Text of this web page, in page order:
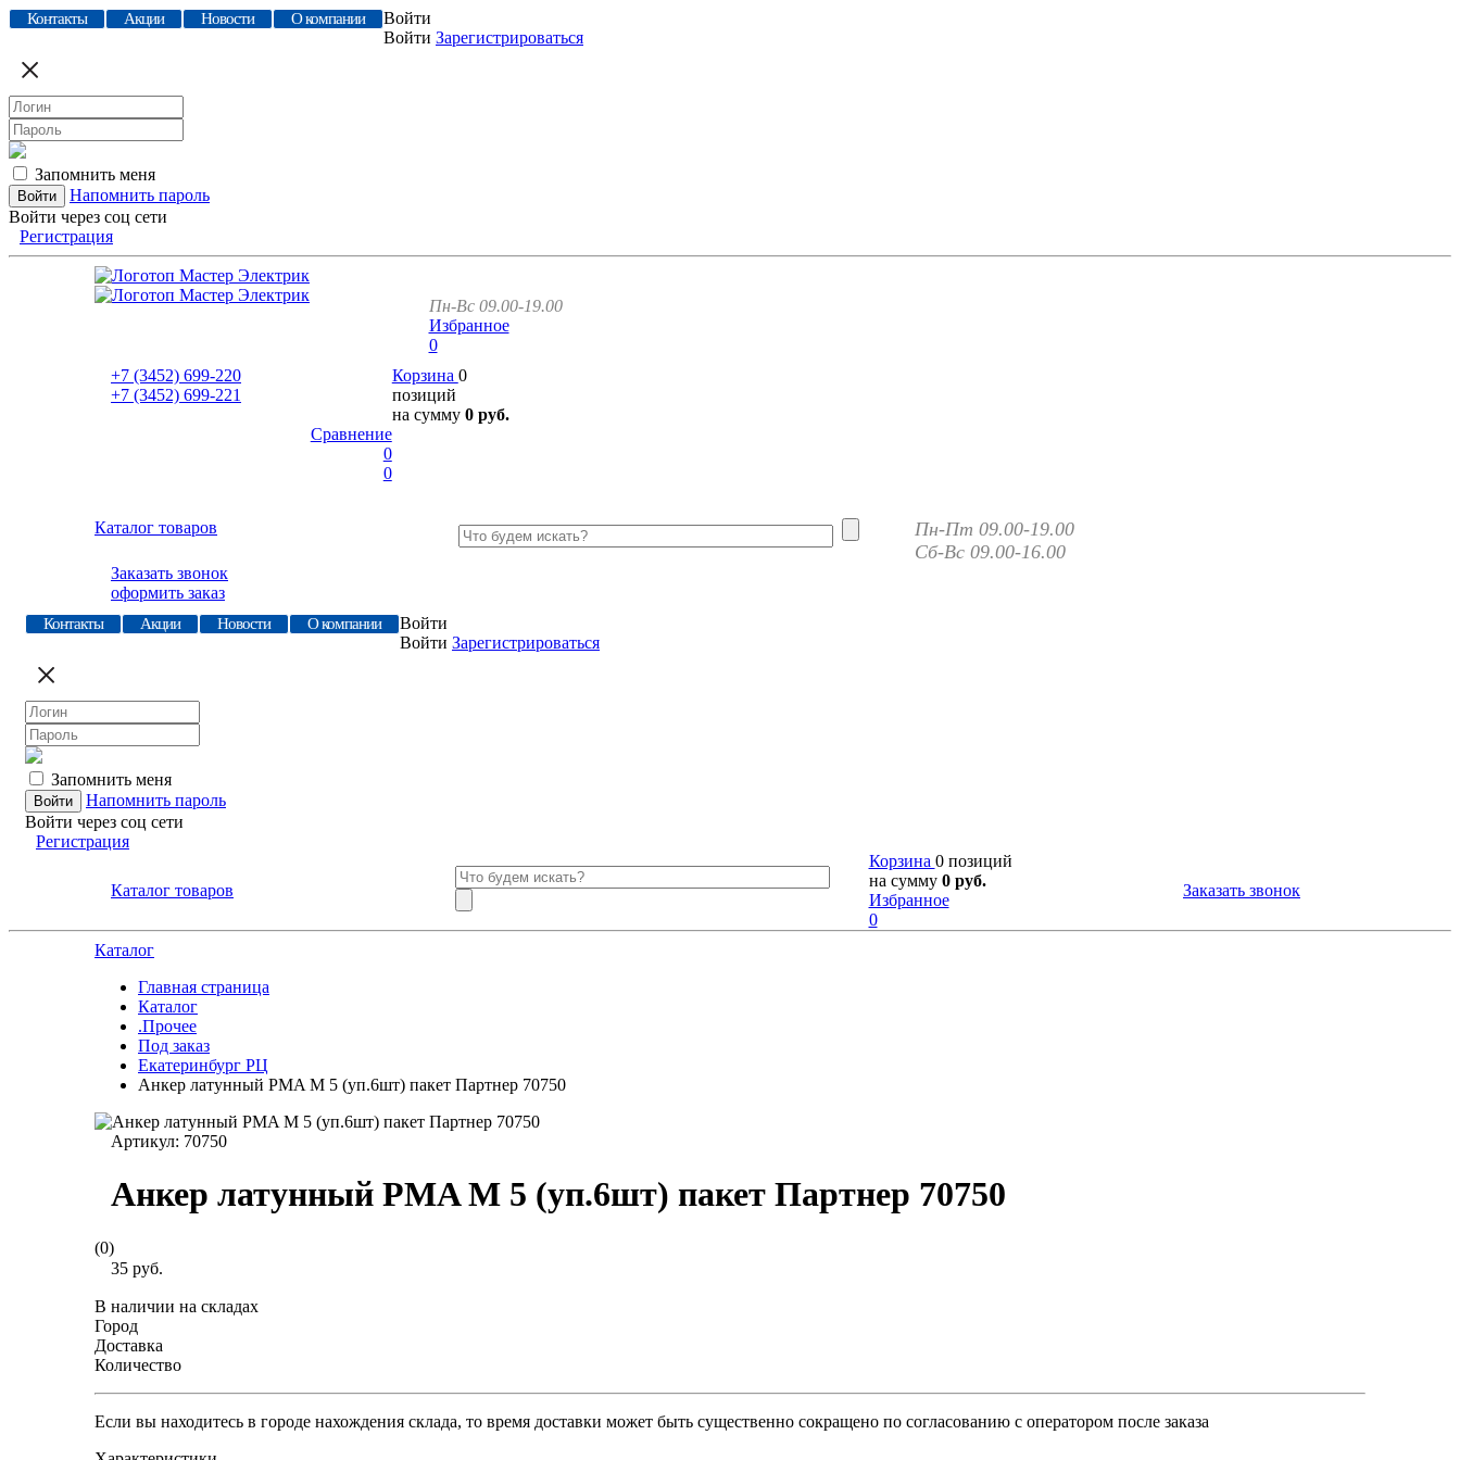
Контакты Акции Новости О компании
Войти
Войти Зарегистрироваться
Запомнить меня
Напомнить пароль
Войти через соц сети
Регистрация
Пн-Вс 09.00-19.00
Избранное
0
+7 (3452) 699-220
+7 (3452) 699-221
Корзина 0
позиций
на сумму 0 руб.
Сравнение
0
0
Каталог товаров
Пн-Пт 09.00-19.00
Сб-Вс 09.00-16.00
Заказать звонок
оформить заказ
Контакты Акции Новости О компании
Войти
Войти Зарегистрироваться
Запомнить меня
Напомнить пароль
Войти через соц сети
Регистрация
Каталог товаров
Корзина 0 позиций
на сумму 0 руб.
Избранное
0
Заказать звонок
Каталог
Главная страница
Каталог
.Прочее
Под заказ
Екатеринбург РЦ
Анкер латунный PMA M 5 (уп.6шт) пакет Партнер 70750
Артикул: 70750
Анкер латунный PMA M 5 (уп.6шт) пакет Партнер 70750
(0)
35 руб.
В наличии на складах
Город
Доставка
Количество
Если вы находитесь в городе нахождения склада, то время доставки может быть существенно сокращено по согласованию с оператором после заказа